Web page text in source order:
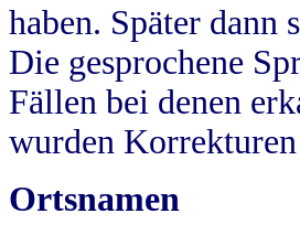
haben. Später dann
Die gesprochene
Fällen bei denen
wurden
Ortsnamen